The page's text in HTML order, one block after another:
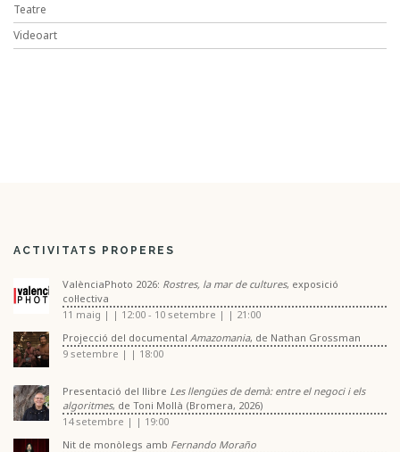
Teatre
Videoart
ACTIVITATS PROPERES
ValènciaPhoto 2026: Rostres, la mar de cultures, exposició
col·lectiva
11 maig | | 12:00 - 10 setembre | | 21:00
Projecció del documental Amazomania, de Nathan Grossman
9 setembre | | 18:00
Presentació del llibre Les llengües de demà: entre el negoci i els
algoritmes, de Toni Mollà (Bromera, 2026)
14 setembre | | 19:00
Nit de monòlegs amb Fernando Moraño